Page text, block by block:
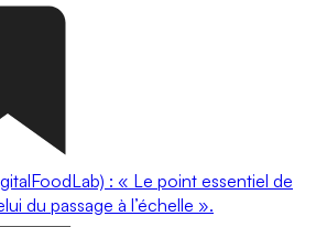
: « Le point essentiel de
du passage à l’échelle ».